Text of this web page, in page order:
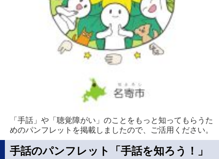
「手話」や「聴覚障がい」のことをもっと知ってもらうた
めのパンフレットを掲載しましたので、ご活用ください。
手話のパンフレット「手話を知ろう！」